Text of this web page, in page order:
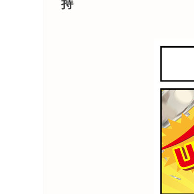
持